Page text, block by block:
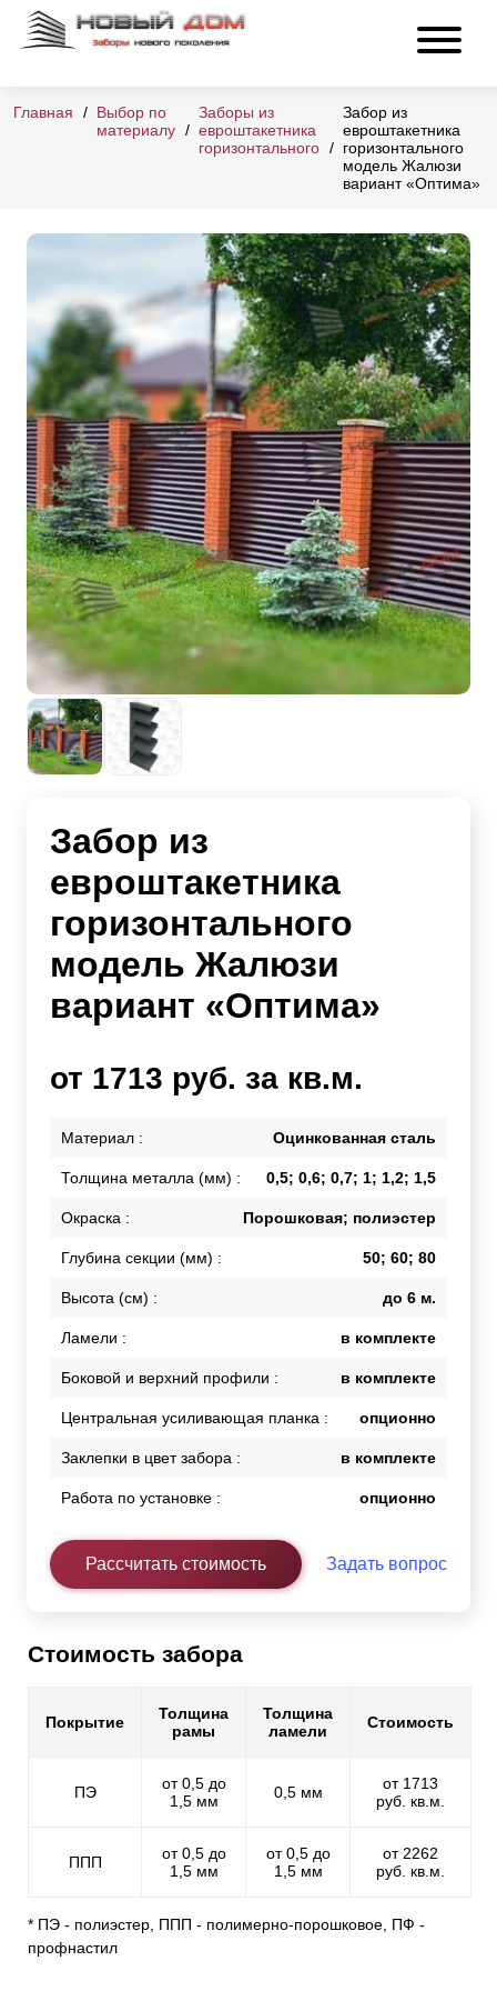
Главная
Выбор по
материалу
Заборы из
евроштакетника
горизонтального
Забор из
евроштакетника
горизонтального
модель Жалюзи
вариант «Оптима»
Забор из
евроштакетника
горизонтального
модель Жалюзи
вариант «Оптима»
от 1713 руб. за кв.м.
Материал : Оцинкованная сталь
Толщина металла (мм) : 0,5; 0,6; 0,7; 1; 1,2; 1,5
Окраска : Порошковая; полиэстер
Глубина секции (мм) : 50; 60; 80
Высота (см) : до 6 м.
Ламели : в комплекте
Боковой и верхний профили : в комплекте
Центральная усиливающая планка : опционно
Заклепки в цвет забора : в комплекте
Работа по установке : опционно
Рассчитать стоимость Задать вопрос
Стоимость забора
Покрытие
Толщина
рамы
Толщина
ламели
Стоимость
ПЭ
от 0,5 до
1,5 мм
0,5 мм
от 1713
руб. кв.м.
ППП
от 0,5 до
1,5 мм
от 0,5 до
1,5 мм
от 2262
руб. кв.м.
* ПЭ - полиэстер, ППП - полимерно-порошковое, ПФ -
профнастил